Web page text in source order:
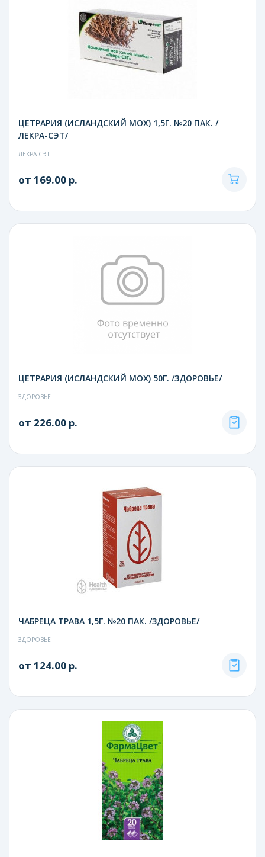
ЦЕТРАРИЯ (ИСЛАНДСКИЙ МОХ) 1,5Г. №20 ПАК. /
ЛЕКРА-СЭТ/
ЛЕКРА-СЭТ
от 169.00 р.
ЦЕТРАРИЯ (ИСЛАНДСКИЙ МОХ) 50Г. /ЗДОРОВЬЕ/
ЗДОРОВЬЕ
от 226.00 р.
ЧАБРЕЦА ТРАВА 1,5Г. №20 ПАК. /ЗДОРОВЬЕ/
ЗДОРОВЬЕ
от 124.00 р.